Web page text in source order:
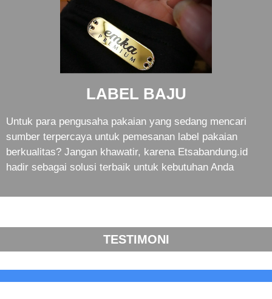
LABEL BAJU
Untuk para pengusaha pakaian yang sedang mencari
sumber terpercaya untuk pemesanan label pakaian
berkualitas? Jangan khawatir, karena Etsabandung.id
hadir sebagai solusi terbaik untuk kebutuhan Anda
TESTIMONI